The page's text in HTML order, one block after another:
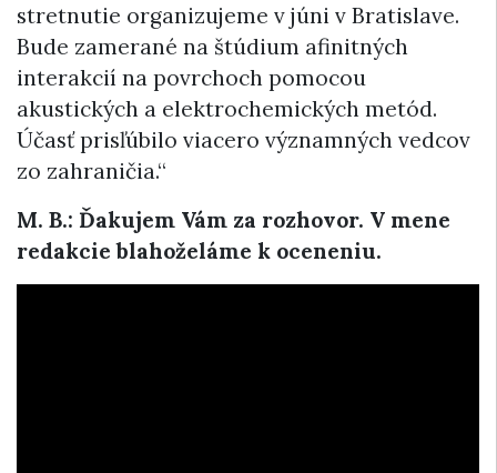
stretnutie organizujeme v júni v Bratislave.
Bude zamerané na štúdium afinitných
interakcií na povrchoch pomocou
akustických a elektrochemických metód.
Účasť prisľúbilo viacero významných vedcov
zo zahraničia.“
M. B.: Ďakujem Vám za rozhovor. V mene
redakcie blahoželáme k oceneniu.